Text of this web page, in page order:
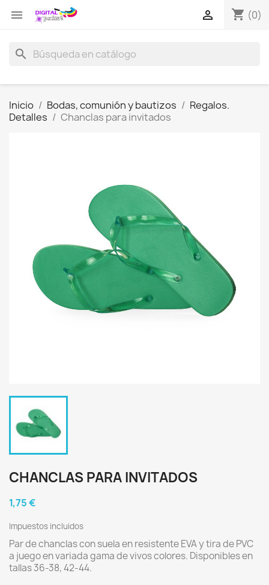
 shopping_cart (0)

search
Inicio Bodas, comunión y bautizos
Regalos.
Detalles
Chanclas para invitados
CHANCLAS PARA INVITADOS
1,75 €
Impuestos incluidos
Par de chanclas con suela en resistente EVA y tira de PVC
a juego en variada gama de vivos colores. Disponibles en
tallas 36-38, 42-44.